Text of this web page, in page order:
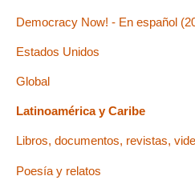
Democracy Now! - En español
Estados Unidos
Global
Latinoamérica y Caribe
Libros, documentos, revistas,
Poesía y relatos